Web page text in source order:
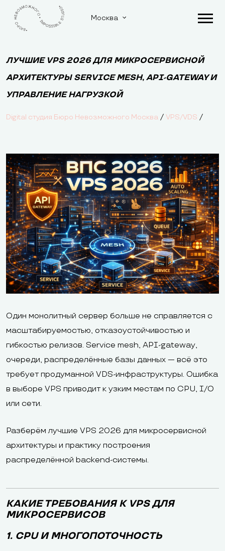
Москва
ЛУЧШИЕ VPS 2026 ДЛЯ МИКРОСЕРВИСНОЙ
АРХИТЕКТУРЫ SERVICE MESH, API-GATEWAY И
УПРАВЛЕНИЕ НАГРУЗКОЙ
Digital студия Бюро Невозможного Москва / VPS/VDS /
Один монолитный сервер больше не справляется с
масштабируемостью, отказоустойчивостью и
гибкостью релизов. Service mesh, API-gateway,
очереди, распределённые базы данных — всё это
требует продуманной VDS-инфраструктуры. Ошибка
в выборе VPS приводит к узким местам по CPU, I/O
или сети.
Разберём лучшие VPS 2026 для микросервисной
архитектуры и практику построения
распределённой backend-системы.
КАКИЕ ТРЕБОВАНИЯ К VPS ДЛЯ
МИКРОСЕРВИСОВ
1. CPU И МНОГОПОТОЧНОСТЬ